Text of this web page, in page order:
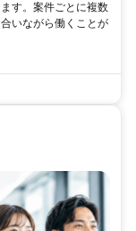
す。案件ごとに複数
いながら働くことが